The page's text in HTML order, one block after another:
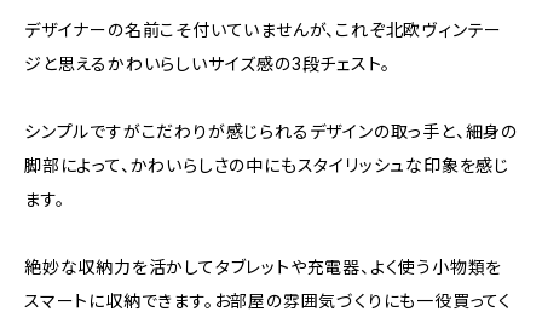
デザイナーの名前こそ付いていませんが、これぞ北欧ヴィンテー
ジと思えるかわいらしいサイズ感の3段チェスト。
シンプルですがこだわりが感じられるデザインの取っ手と、細身の
脚部によって、かわいらしさの中にもスタイリッシュな印象を感じ
ます。
絶妙な収納力を活かしてタブレットや充電器、よく使う小物類を
スマートに収納できます。お部屋の雰囲気づくりにも一役買ってく